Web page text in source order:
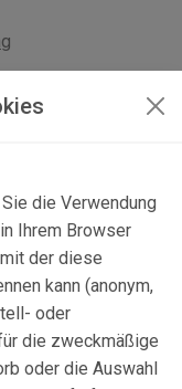
die Verwendung
Ihrem Browser
der diese
kann (anonym,
oder
die zweckmäßige
oder die Auswahl
Deutschland